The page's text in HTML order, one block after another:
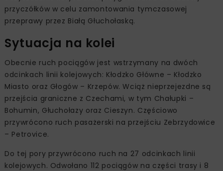
przyczółków w celu zamontowania tymczasowej
przeprawy przez Białą Głuchołaską.
Sytuacja na kolei
Obecnie ruch pociągów jest wstrzymany na dwóch
odcinkach linii kolejowych: Kłodzko Główne – Kłodzko
Miasto oraz Głogów – Krzepów. Wciąż nieprzejezdne są
przejścia graniczne z Czechami, w tym Chałupki –
Bohumin, Głuchołazy oraz Cieszyn. Częściowo
przywrócono ruch pasażerski na przejściu Zebrzydowice
– Petrovice.
Do tej pory przywrócono ruch na 27 odcinkach linii
kolejowych. Odwołano 112 pociągów na części trasy i 8